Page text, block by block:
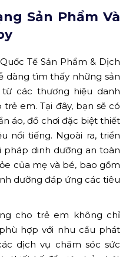
Sản Phẩm Và
Tế Sản Phẩm & Dịch
dàng tìm thấy những sản
các thương hiệu danh
em. Tại đây, bạn sẽ có
áo, đồ chơi đặc biệt thiết
nổi tiếng. Ngoài ra, triển
dinh dưỡng an toàn
của mẹ và bé, bao gồm
dưỡng đáp ứng các tiêu
cho trẻ em không chỉ
hợp với nhu cầu phát
dịch vụ chăm sóc sức